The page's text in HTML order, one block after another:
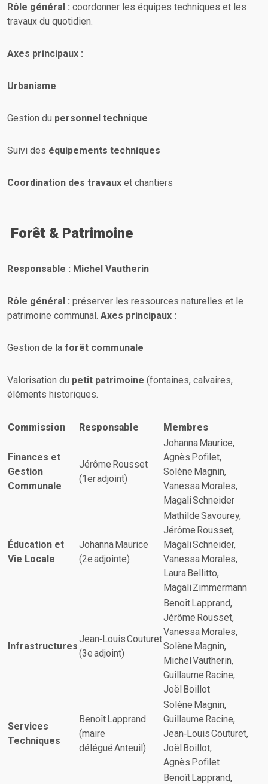
Rôle général : coordonner les équipes techniques et les
travaux du quotidien.
Axes principaux :
Urbanisme
Gestion du personnel technique
Suivi des équipements techniques
Coordination des travaux et chantiers
Forêt & Patrimoine
Responsable : Michel Vautherin
Rôle général : préserver les ressources naturelles et le
patrimoine communal. Axes principaux :
Gestion de la forêt communale
Valorisation du petit patrimoine (fontaines, calvaires,
éléments historiques.
Commission Responsable Membres
Finances et
Gestion
Communale
Jérôme Rousset
(1er adjoint)
Johanna Maurice,
Agnès Pofilet,
Solène Magnin,
Vanessa Morales,
Magali Schneider
Éducation et
Vie Locale
Johanna Maurice
(2e adjointe)
Mathilde Savourey,
Jérôme Rousset,
Magali Schneider,
Vanessa Morales,
Laura Bellitto,
Magali Zimmermann
Infrastructures
Jean‑Louis Couturet
(3e adjoint)
Benoît Lapprand,
Jérôme Rousset,
Vanessa Morales,
Solène Magnin,
Michel Vautherin,
Guillaume Racine,
Joël Boillot
Services
Techniques
Benoît Lapprand
(maire
délégué Anteuil)
Solène Magnin,
Guillaume Racine,
Jean‑Louis Couturet,
Joël Boillot,
Agnès Pofilet
Benoît Lapprand,